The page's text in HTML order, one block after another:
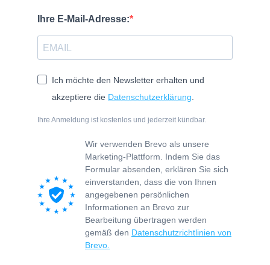
Ihre E-Mail-Adresse:
Ich möchte den Newsletter erhalten und
akzeptiere die Datenschutzerklärung
Ihre Anmeldung ist kostenlos und jederzeit kündbar.
Wir verwenden Brevo als unsere
Marketing-Plattform. Indem Sie das
Formular absenden, erklären Sie sich
einverstanden, dass die von Ihnen
angegebenen persönlichen
Informationen an Brevo zur
Bearbeitung übertragen werden
gemäß den Datenschutzrichtlinien von
Brevo.